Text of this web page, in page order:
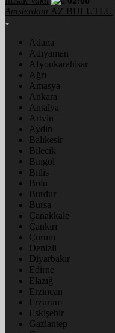
Amsterdam AZ BULUTLU
Adana
Adıyaman
Afyonkarahisar
Ağrı
Amasya
Ankara
Antalya
Artvin
Aydın
Balıkesir
Bilecik
Bingöl
Bitlis
Bolu
Burdur
Bursa
Çanakkale
Çankırı
Çorum
Denizli
Diyarbakır
Edirne
Elazığ
Erzincan
Erzurum
Eskişehir
Gaziantep